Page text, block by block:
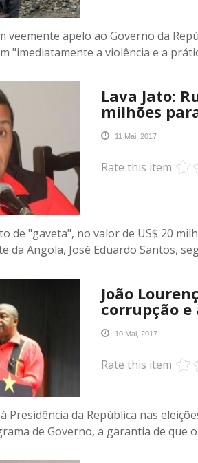
veemente apelo ao Governo da
"imediatamente a violência e a
Lava Jato:
milhões
11 Mai, 2017
Rate this item
de "gaveta", no valor de US$ 20
da Angola, José Eduardo Santos,
João
corrupção e
10 Mai, 2017
Rate this item
Presidência da República nas
de Governo, a garantia de que